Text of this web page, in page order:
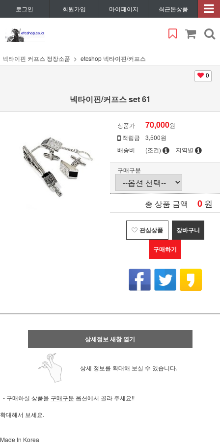
로그인 회원가입 마이페이지 최근본상품
넥타이핀 커프스 정장소품 etcshop 넥타이핀/커프스
0
넥타이핀/커프스 set 61
상품가 70,000원
적립금
3,500원
배송비
(조건) 지역별
구매구분
총 상품 금액 0 원
관심상품 장바구니
구매하기
상세정보 새창 열기
상세 정보를 확대해 보실 수 있습니다.
- 구매하실 상품을 구매구분 옵션에서 골라 주세요!!
확대해서 보세요.
Made In Korea